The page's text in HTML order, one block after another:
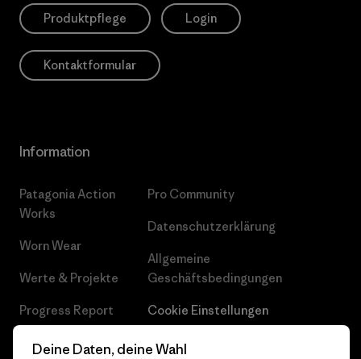
Produktpflege Login
Kontaktformular
Information
Patagonia Action
Works
Worn Wear
Werte & Projekte
Progress Report
Business Unusual
Pro Community
Datenschutzerklärung
Allgemeine
Geschäftsbedingungen
Cookie Einstellungen
Karriere
Deine Daten, deine Wahl